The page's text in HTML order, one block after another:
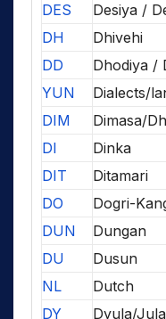
DES
Desiya /
DH
Dhivehi
DD
Dhodiya /
YUN
Dialects/
DIM
Dimasa/
DI
Dinka
DIT
Ditamari
DO
Dogri-
DUN
Dungan
DU
Dusun
NL
Dutch
DY
Dyula/Jula